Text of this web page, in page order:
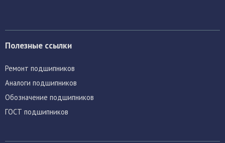
Полезные ссылки
Ремонт подшипников
Аналоги подшипников
Обозначение подшипников
ГОСТ подшипников